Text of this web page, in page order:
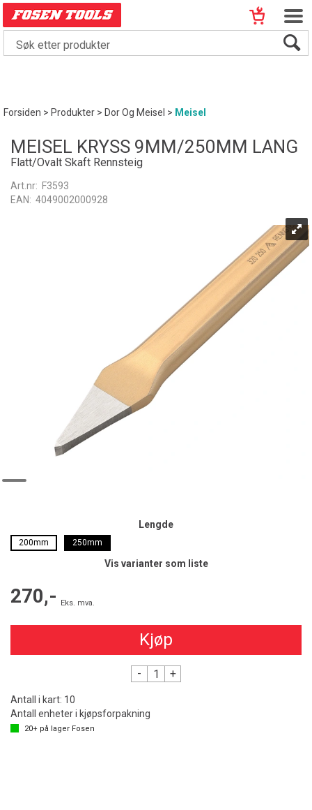
Forsiden>Produkter>Dor Og Meisel > Meisel
MEISEL KRYSS 9MM/250MM LANG
Flatt/Ovalt Skaft Rennsteig
Art.nr: F3593
EAN: 4049002000928
Lengde
200mm 250mm
Vis varianter som liste
270,- Eks. mva.
Kjøp
- +
Antall i kart: 10
Antall enheter i kjøpsforpakning
20+ på lager Fosen